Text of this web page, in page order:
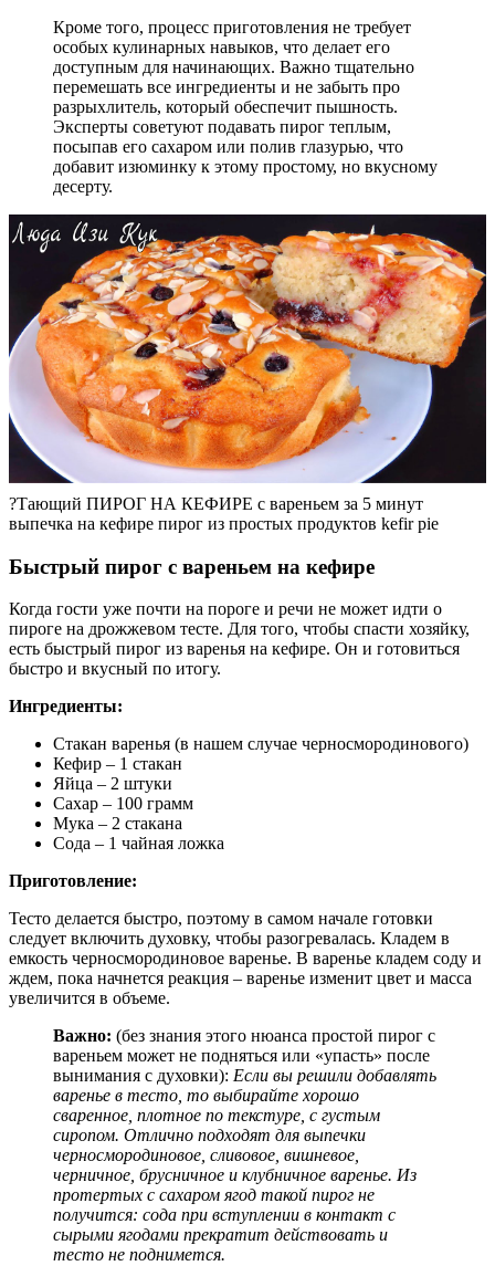
Кроме того, процесс приготовления не требует
особых кулинарных навыков, что делает его
доступным для начинающих. Важно тщательно
перемешать все ингредиенты и не забыть про
разрыхлитель, который обеспечит пышность.
Эксперты советуют подавать пирог теплым,
посыпав его сахаром или полив глазурью, что
добавит изюминку к этому простому, но вкусному
десерту.
?Тающий ПИРОГ НА КЕФИРЕ с вареньем за 5 минут
выпечка на кефире пирог из простых продуктов kefir pie
Быстрый пирог с вареньем на кефире
Когда гости уже почти на пороге и речи не может идти о
пироге на дрожжевом тесте. Для того, чтобы спасти хозяйку,
есть быстрый пирог из варенья на кефире. Он и готовиться
быстро и вкусный по итогу.
Ингредиенты:
Стакан варенья (в нашем случае черносмородинового)
Кефир – 1 стакан
Яйца – 2 штуки
Сахар – 100 грамм
Мука – 2 стакана
Сода – 1 чайная ложка
Приготовление:
Тесто делается быстро, поэтому в самом начале готовки
следует включить духовку, чтобы разогревалась. Кладем в
емкость черносмородиновое варенье. В варенье кладем соду и
ждем, пока начнется реакция – варенье изменит цвет и масса
увеличится в объеме.
Важно: (без знания этого нюанса простой пирог с
вареньем может не подняться или «упасть» после
вынимания с духовки): Если вы решили добавлять
варенье в тесто, то выбирайте хорошо
сваренное, плотное по текстуре, с густым
сиропом. Отлично подходят для выпечки
черносмородиновое, сливовое, вишневое,
черничное, брусничное и клубничное варенье. Из
протертых с сахаром ягод такой пирог не
получится: сода при вступлении в контакт с
сырыми ягодами прекратит действовать и
тесто не поднимется.